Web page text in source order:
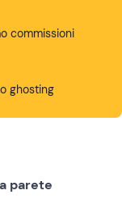
commissioni
ghosting
parete